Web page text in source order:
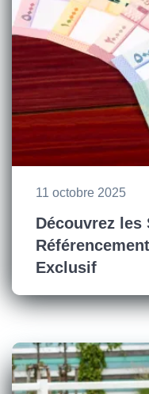
11 octobre 2025
Découvrez les
Exclusif